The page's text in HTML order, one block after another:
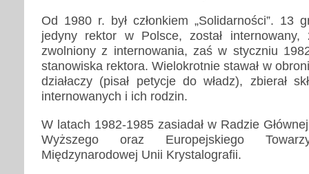
Od 1980 r. był członkiem „Solidarności”. 13
jedyny rektor w Polsce, został
zwolniony z internowania, zaś w styczniu
stanowiska rektora. Wielokrotnie stawał w
działaczy (pisał petycje do władz), zbierał
internowanych i ich rodzin.
W latach 1982-1985 zasiadał w Radzie
Wyższego oraz Europejskiego
Międzynarodowej Unii Krystalografii.